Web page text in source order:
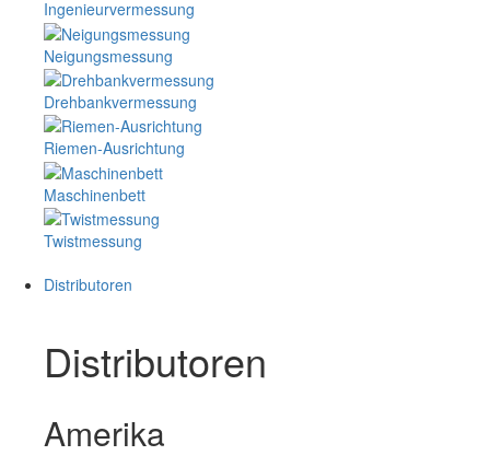
Ingenieurvermessung
Neigungsmessung
Drehbankvermessung
Riemen-Ausrichtung
Maschinenbett
Twistmessung
Distributoren
Distributoren
Amerika